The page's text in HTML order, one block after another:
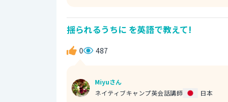
が参考になれば幸いです！
揺られるうちに を英語で教えて!
0 487
Miyuさん
ネイティブキャンプ英会話講師
日本